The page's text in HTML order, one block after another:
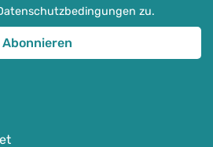
zu.